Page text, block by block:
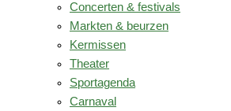
Concerten & festivals
Markten & beurzen
Kermissen
Theater
Sportagenda
Carnaval